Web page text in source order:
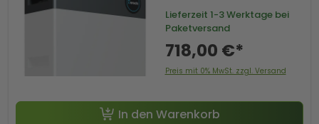
Lieferzeit 1-3 Werktage bei
Paketversand
718,00 €*
Preis mit 0% MwSt. zzgl. Versand
In den Warenkorb